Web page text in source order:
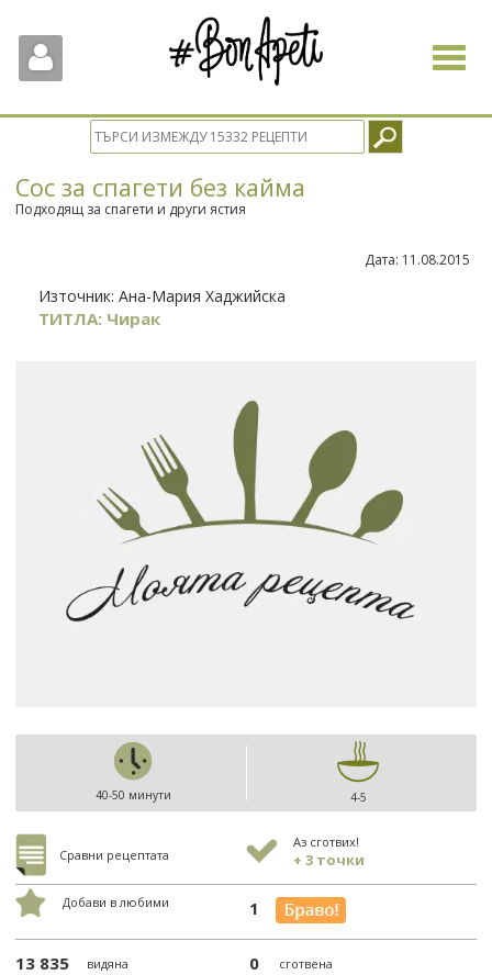
Toggle
Сос за спагети без кайма
Подходящ за спагети и други ястия
Източник: Ана-Мария Хаджийска
ТИТЛА: Чирак
Дата: 11.08.2015
40-50 минути 4-5
Сравни рецептата
Аз сготвих!
+ 3 точки
Добави в любими 1
13 835 видяна 0 сготвена